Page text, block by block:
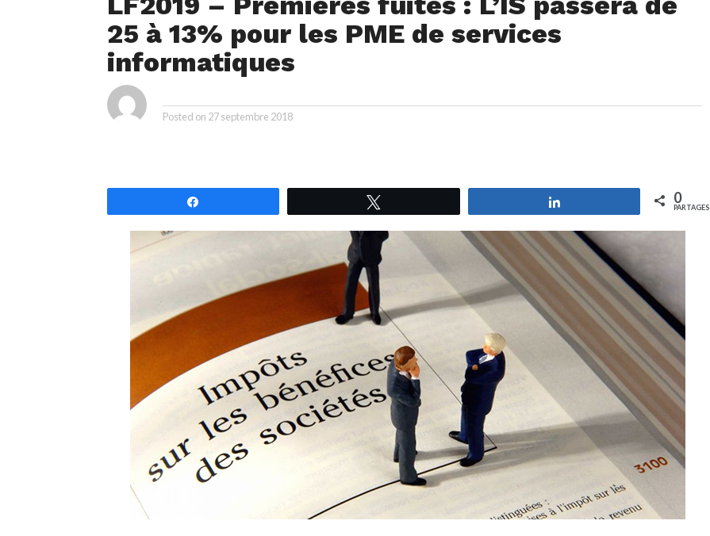
25 à 13% pour les PME de services
informatiques
Posted on 27 septembre 2018
0
PARTAGES